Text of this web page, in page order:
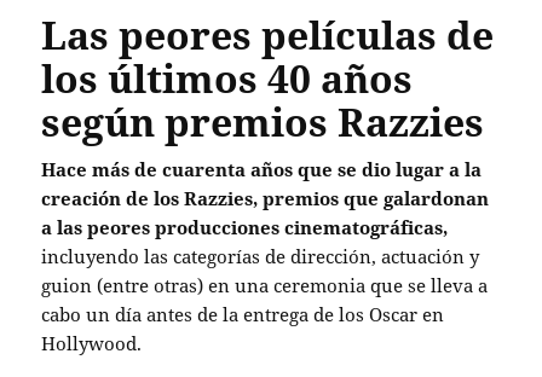
Las peores películas de
los últimos 40 años
según premios Razzies
Hace más de cuarenta años que se dio lugar a la
creación de los Razzies, premios que galardonan
a las peores producciones cinematográficas,
incluyendo las categorías de dirección, actuación y
guion (entre otras) en una ceremonia que se lleva a
cabo un día antes de la entrega de los Oscar en
Hollywood.